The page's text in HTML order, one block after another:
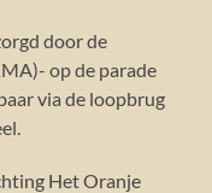
door de
op de parade
via de loopbrug
Het Oranje